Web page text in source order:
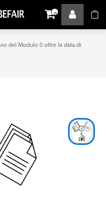
0
del Modulo 0 oltre la data di